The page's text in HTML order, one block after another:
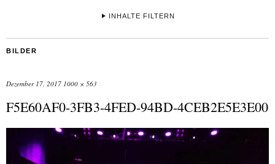
INHALTE FILTERN
BILDER
Dezember 17, 2017 1000 × 563
F5E60AF0-3FB3-4FED-94BD-4CEB2E5E3E00